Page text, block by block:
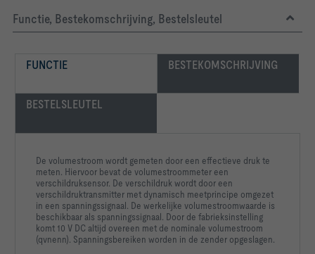
Functie, Bestekomschrijving, Bestelsleutel
FUNCTIE BESTEKOMSCHRIJVING
BESTELSLEUTEL
De volumestroom wordt gemeten door een effectieve druk te
meten. Hiervoor bevat de volumestroommeter een
verschildruksensor. De verschildruk wordt door een
verschildruktransmitter met dynamisch meetprincipe omgezet
in een spanningssignaal. De werkelijke volumestroomwaarde is
beschikbaar als spanningssignaal. Door de fabrieksinstelling
komt 10 V DC altijd overeen met de nominale volumestroom
(qvnenn). Spanningsbereiken worden in de zender opgeslagen.